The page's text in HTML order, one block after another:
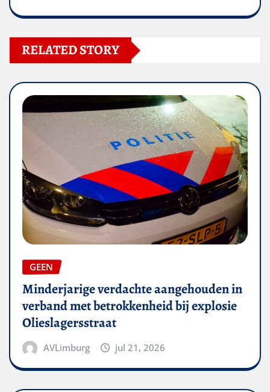
RELATED STORY
GEEN
Minderjarige verdachte aangehouden in
verband met betrokkenheid bij explosie
Olieslagersstraat
AVLimburg jul 21, 2026